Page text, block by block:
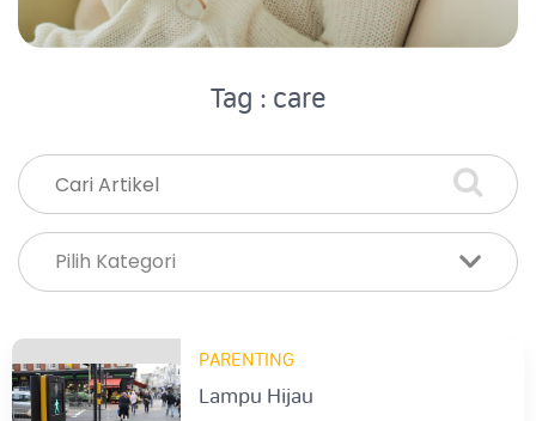
Tag : care
PARENTING
Lampu Hijau